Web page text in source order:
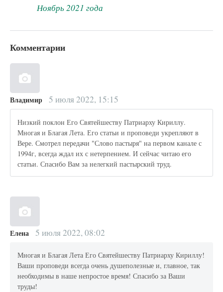
Ноябрь 2021 года
Комментарии
Владимир 5 июля 2022, 15:15
Низкий поклон Его Святейшеству Патриарху Кириллу.
Многая и Благая Лета. Его статьи и проповеди укрепляют в
Вере. Смотрел передачи "Слово пастыря" на первом канале с
1994г, всегда ждал их с нетерпением. И сейчас читаю его
статьи. Спасибо Вам за нелегкий пастырский труд.
Елена 5 июля 2022, 08:02
Многая и Благая Лета Его Святейшеству Патриарху Кириллу!
Ваши проповеди всегда очень душеполезные и, главное, так
необходимы в наше непростое время! Спасибо за Ваши
труды!